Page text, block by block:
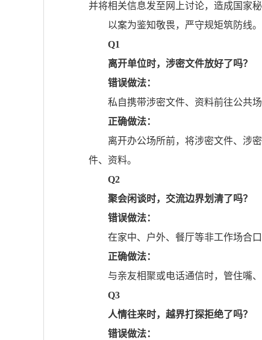
并将相关信息发至网上讨论，造成国家
以案为鉴知敬畏，严守规矩筑防线
Q1
离开单位时，涉密文件放好了吗？
错误做法：
私自携带涉密文件、资料前往公共
正确做法：
离开办公场所前，将涉密文件、涉
件、资料。
Q2
聚会闲谈时，交流边界划清了吗？
错误做法：
在家中、户外、餐厅等非工作场合
正确做法：
与亲友相聚或电话通信时，管住嘴
Q3
人情往来时，越界打探拒绝了吗？
错误做法：